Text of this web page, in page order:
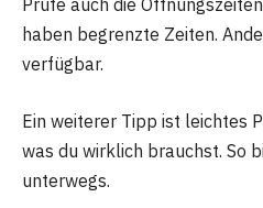
Prüfe auch die
haben begrenzte Zeiten.
verfügbar.
Ein weiterer Tipp ist leichtes
was du wirklich brauchst. So
unterwegs.